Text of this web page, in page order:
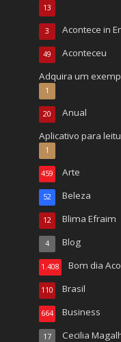
13
Acontece in
3
Aconteceu
49
Adquira um
1
Anual
20
Aplicativo para
1
Arte
459
Beleza
52
Blima Efraim
12
Blog
4
Bom dia
1.408
Brasil
110
Business
664
Cecilia
17